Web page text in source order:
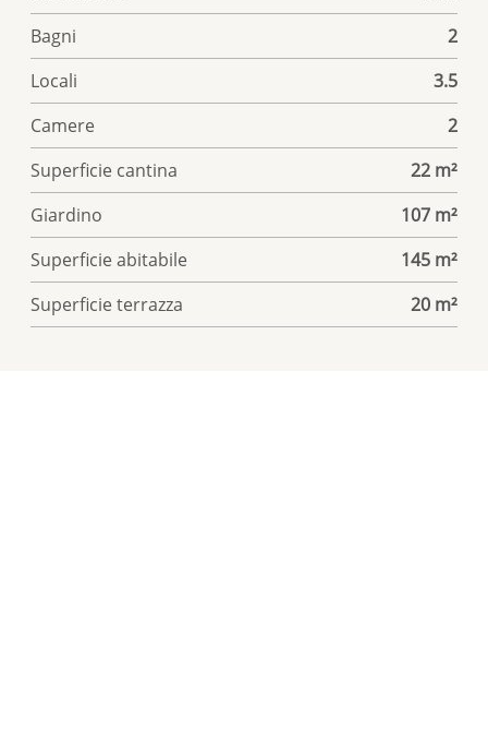
Bagni
2
Locali
3.5
Camere
2
Superficie cantina
22 m²
Giardino
107 m²
Superficie abitabile
145 m²
Superficie terrazza
20 m²